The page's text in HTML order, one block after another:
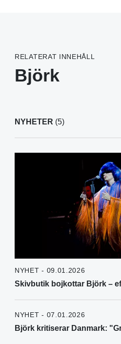
RELATERAT INNEHÅLL
Björk
NYHETER (5)
NYHET - 09.01.2026
Skivbutik bojkottar Björk –
NYHET - 07.01.2026
Björk kritiserar Danmark: